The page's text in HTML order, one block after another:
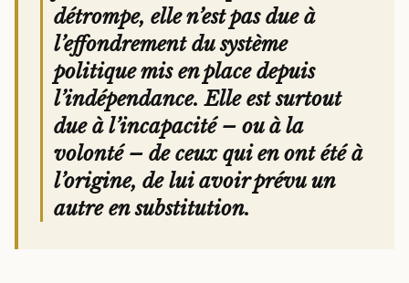
détrompe, elle n’est pas due à
l’effondrement du système
politique mis en place depuis
l’indépendance. Elle est surtout
due à l’incapacité – ou à la
volonté – de ceux qui en ont été à
l’origine, de lui avoir prévu un
autre en substitution.